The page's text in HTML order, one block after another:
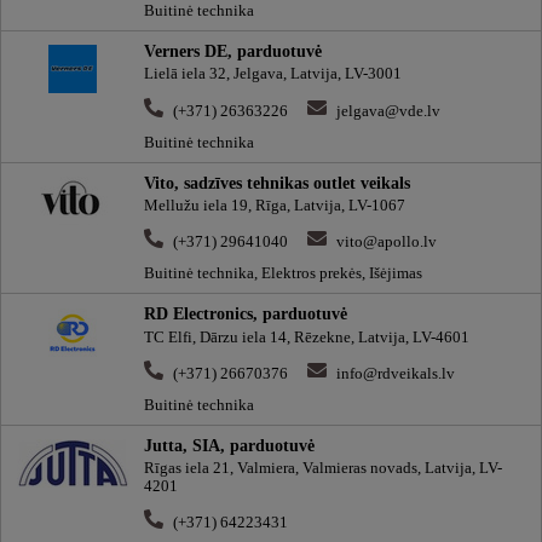
Buitinė technika
Verners DE, parduotuvė
Lielā iela 32, Jelgava, Latvija, LV-3001
(+371) 26363226
jelgava@vde.lv
Buitinė technika
Vito, sadzīves tehnikas outlet veikals
Mellužu iela 19, Rīga, Latvija, LV-1067
(+371) 29641040
vito@apollo.lv
Buitinė technika, Elektros prekės, Išėjimas
RD Electronics, parduotuvė
TC Elfi, Dārzu iela 14, Rēzekne, Latvija, LV-4601
(+371) 26670376
info@rdveikals.lv
Buitinė technika
Jutta, SIA, parduotuvė
Rīgas iela 21, Valmiera, Valmieras novads, Latvija, LV-
4201
(+371) 64223431